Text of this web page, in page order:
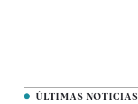
ÚLTIMAS NOTICIAS